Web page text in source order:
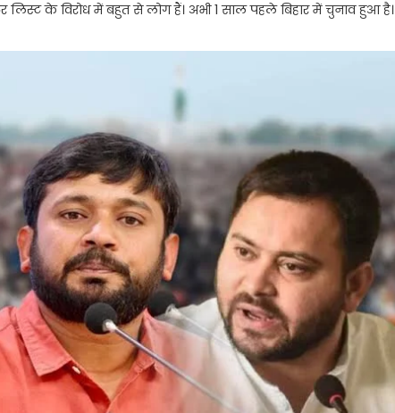
लिस्ट के विरोध में बहुत से लोग हैं। अभी 1 साल पहले बिहार में चुनाव हुआ है।